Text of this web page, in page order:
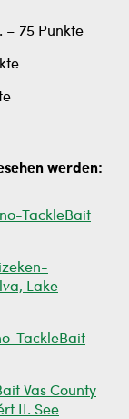
– 75 Punkte
werden:
TackleBait
Lake
TackleBait
Vas County
II. See